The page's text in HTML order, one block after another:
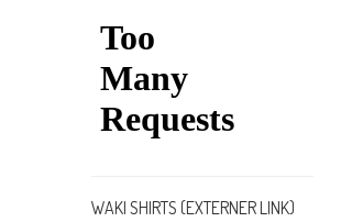
WAKI SHIRTS (EXTERNER LINK)